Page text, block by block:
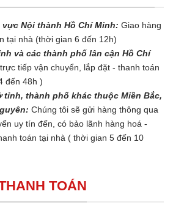
Nội thành Hồ Chí Minh: Giao hàng
tại nhà (thời gian 6 đến 12h)
và các thành phố lân cận Hồ Chí
tiếp vận chuyển, lắp đặt - thanh toán
đến 48h )
tỉnh, thành phố khác thuộc Miền Bắc,
Chúng tôi sẽ gửi hàng thông qua
uy tín đến, có bảo lãnh hàng hoá -
toán tại nhà ( thời gian 5 đến 10
TOÁN